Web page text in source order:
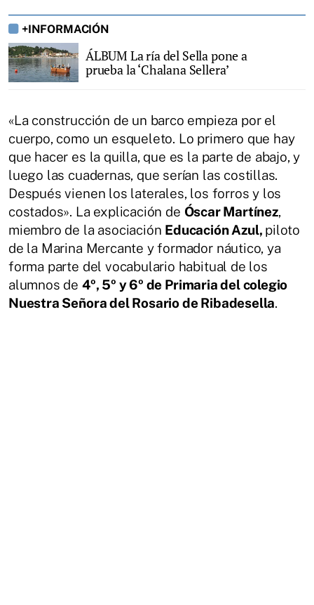
+INFORMACIÓN
ÁLBUM La ría del Sella pone a
prueba la ‘Chalana Sellera’
«La construcción de un barco empieza por el
cuerpo, como un esqueleto. Lo primero que hay
que hacer es la quilla, que es la parte de abajo, y
luego las cuadernas, que serían las costillas.
Después vienen los laterales, los forros y los
costados». La explicación de Óscar Martínez,
miembro de la asociación Educación Azul, piloto
de la Marina Mercante y formador náutico, ya
forma parte del vocabulario habitual de los
alumnos de 4º, 5º y 6º de Primaria del colegio
Nuestra Señora del Rosario de Ribadesella.